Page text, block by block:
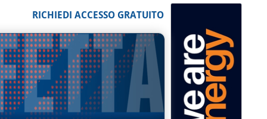
RICHIEDI ACCESSO GRATUITO